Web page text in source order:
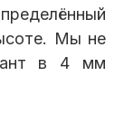
Мы не
в 4 мм